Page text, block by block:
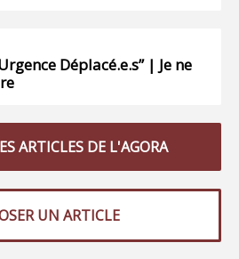
Déplacé.e.s” | Je ne
ARTICLES DE L'AGORA
UN ARTICLE